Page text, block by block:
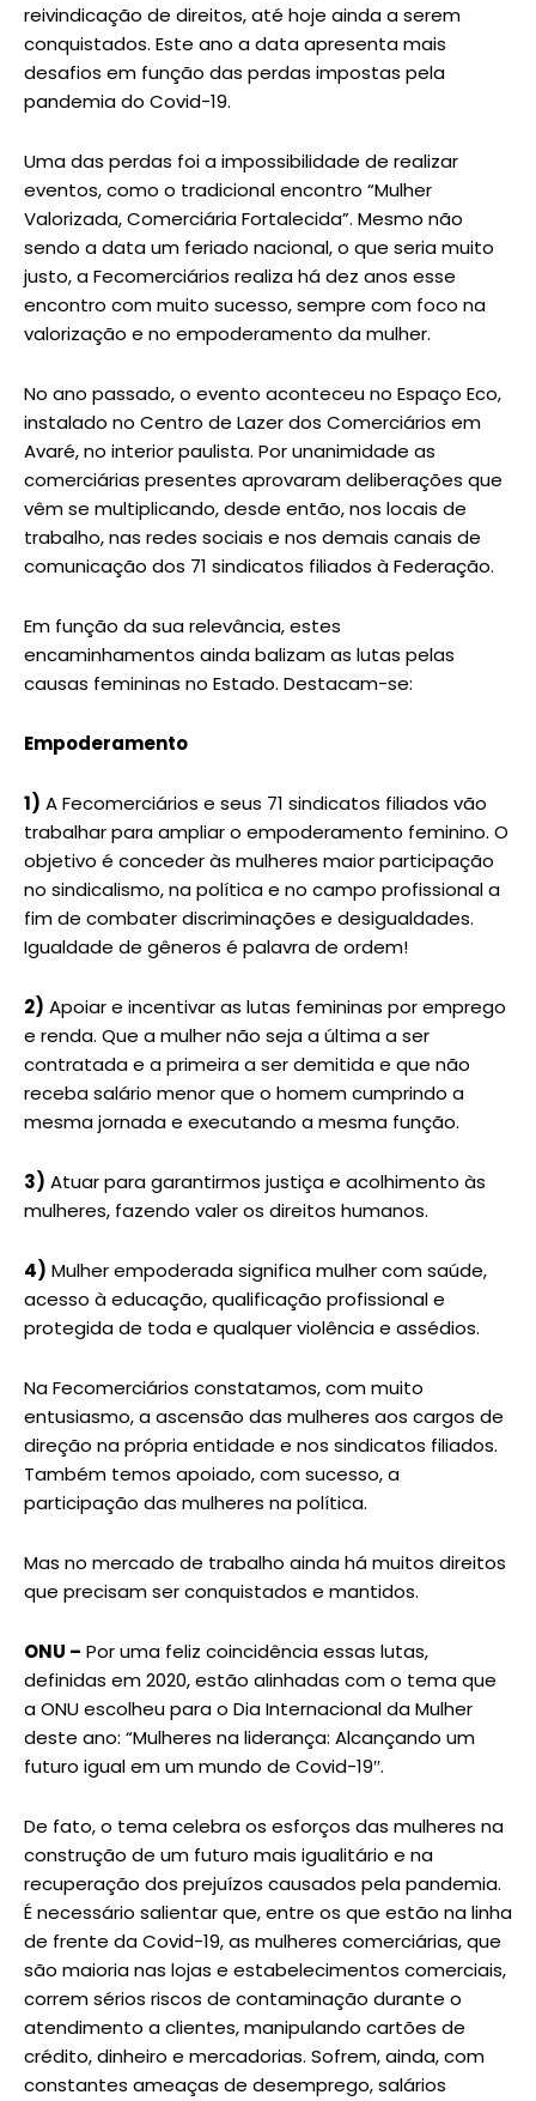
reivindicação de direitos, até hoje ainda a serem
conquistados. Este ano a data apresenta mais
desafios em função das perdas impostas pela
pandemia do Covid-19.
Uma das perdas foi a impossibilidade de realizar
eventos, como o tradicional encontro “Mulher
Valorizada, Comerciária Fortalecida”. Mesmo não
sendo a data um feriado nacional, o que seria muito
justo, a Fecomerciários realiza há dez anos esse
encontro com muito sucesso, sempre com foco na
valorização e no empoderamento da mulher.
No ano passado, o evento aconteceu no Espaço Eco,
instalado no Centro de Lazer dos Comerciários em
Avaré, no interior paulista. Por unanimidade as
comerciárias presentes aprovaram deliberações que
vêm se multiplicando, desde então, nos locais de
trabalho, nas redes sociais e nos demais canais de
comunicação dos 71 sindicatos filiados à Federação.
Em função da sua relevância, estes
encaminhamentos ainda balizam as lutas pelas
causas femininas no Estado. Destacam-se:
Empoderamento
1) A Fecomerciários e seus 71 sindicatos filiados vão
trabalhar para ampliar o empoderamento feminino. O
objetivo é conceder às mulheres maior participação
no sindicalismo, na política e no campo profissional a
fim de combater discriminações e desigualdades.
Igualdade de gêneros é palavra de ordem!
2) Apoiar e incentivar as lutas femininas por emprego
e renda. Que a mulher não seja a última a ser
contratada e a primeira a ser demitida e que não
receba salário menor que o homem cumprindo a
mesma jornada e executando a mesma função.
3) Atuar para garantirmos justiça e acolhimento às
mulheres, fazendo valer os direitos humanos.
4) Mulher empoderada significa mulher com saúde,
acesso à educação, qualificação profissional e
protegida de toda e qualquer violência e assédios.
Na Fecomerciários constatamos, com muito
entusiasmo, a ascensão das mulheres aos cargos de
direção na própria entidade e nos sindicatos filiados.
Também temos apoiado, com sucesso, a
participação das mulheres na política.
Mas no mercado de trabalho ainda há muitos direitos
que precisam ser conquistados e mantidos.
ONU – Por uma feliz coincidência essas lutas,
definidas em 2020, estão alinhadas com o tema que
a ONU escolheu para o Dia Internacional da Mulher
deste ano: “Mulheres na liderança: Alcançando um
futuro igual em um mundo de Covid-19″.
De fato, o tema celebra os esforços das mulheres na
construção de um futuro mais igualitário e na
recuperação dos prejuízos causados pela pandemia.
É necessário salientar que, entre os que estão na linha
de frente da Covid-19, as mulheres comerciárias, que
são maioria nas lojas e estabelecimentos comerciais,
correm sérios riscos de contaminação durante o
atendimento a clientes, manipulando cartões de
crédito, dinheiro e mercadorias. Sofrem, ainda, com
constantes ameaças de desemprego, salários